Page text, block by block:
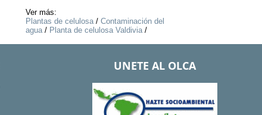
Ver más:
Plantas de celulosa/ Contaminación del
agua/ Planta de celulosa Valdivia/
UNETE AL OLCA